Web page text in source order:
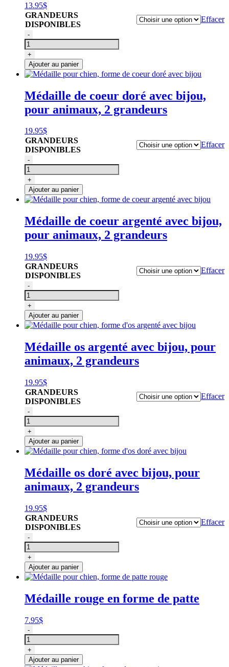
13.95$
GRANDEURS
DISPONIBLES
Effacer
quantité
de
Médaille
rose
en
coeur
chien,
princesse
-
+
Ajouter au panier
Médaille de coeur doré avec bijou,
pour animaux, 2 grandeurs
19.95$
GRANDEURS
DISPONIBLES
Effacer
quantité
de
Médaille
pour
chien,
forme
coeur
doré
avec
-
+
Ajouter au panier
Médaille de coeur argenté avec bijou,
pour animaux, 2 grandeurs
19.95$
GRANDEURS
DISPONIBLES
Effacer
quantité
de
Médaille
pour
chien,
forme
coeur
argenté
avec
-
+
Ajouter au panier
Médaille os argenté avec bijou, pour
animaux, 2 grandeurs
19.95$
GRANDEURS
DISPONIBLES
Effacer
quantité
de
Médaille
pour
chien,
forme
argenté
avec
bijou
-
+
Ajouter au panier
Médaille os doré avec bijou, pour
animaux, 2 grandeurs
19.95$
GRANDEURS
DISPONIBLES
Effacer
quantité
de
Médaille
pour
chien,
forme
doré
bijou
-
+
Ajouter au panier
Médaille rouge en forme de patte
7.95$
quantité
de
Médaille
pour
-
+
Ajouter au panier